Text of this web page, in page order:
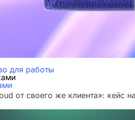
для работы
от своего же клиента»: кейс